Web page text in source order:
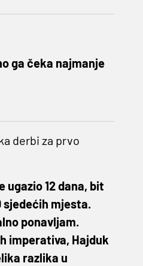
ga čeka najmanje
derbi za prvo
12 dana, bit
sjedećih mjesta.
ponavljam.
imperativa, Hajduk
razlika u